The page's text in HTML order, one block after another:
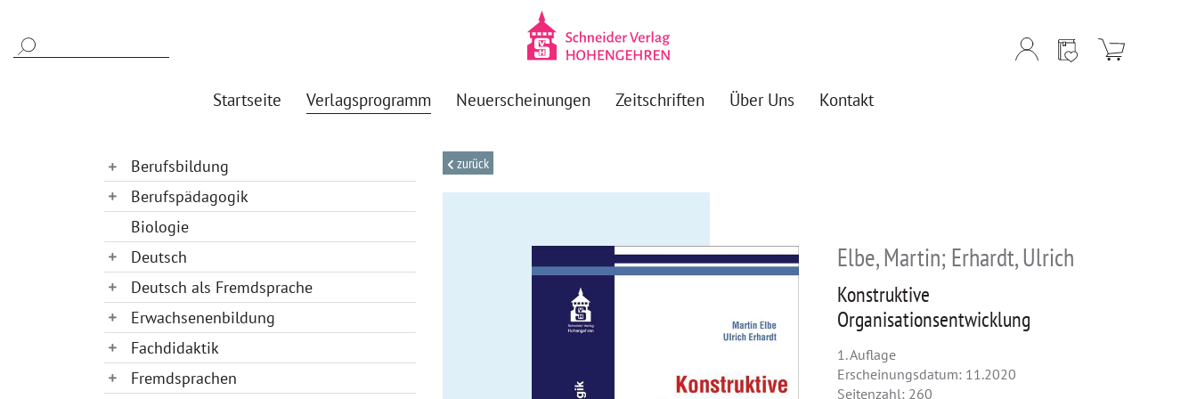
Startseite Verlagsprogramm Neuerscheinungen Zeitschriften Über Uns Kontakt
zurück
Elbe, Martin; Erhardt, Ulrich
Konstruktive
Organisationsentwicklung
1. Auflage
Erscheinungsdatum: 11.2020
Seitenzahl: 260
Berufsbildung
Berufspädagogik
Biologie
Deutsch
Deutsch als Fremdsprache
Erwachsenenbildung
Fachdidaktik
Fremdsprachen